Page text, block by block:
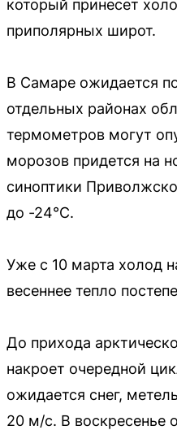
который принесет
приполярных широт.
В Самаре ожидается
отдельных районах
термометров могут
морозов придется на
синоптики
до -24°С.
Уже с 10 марта холод
весеннее тепло
До прихода
накроет очередной
ожидается снег,
20 м/с. В воскресенье